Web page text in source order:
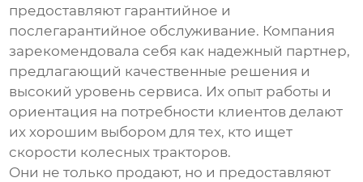
предоставляют гарантийное и
послегарантийное обслуживание. Компания
зарекомендовала себя как надежный партнер,
предлагающий качественные решения и
высокий уровень сервиса. Их опыт работы и
ориентация на потребности клиентов делают
их хорошим выбором для тех, кто ищет
скорости колесных тракторов.
Они не только продают, но и предоставляют